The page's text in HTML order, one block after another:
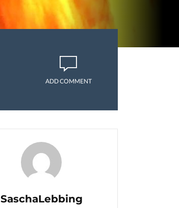
ADD COMMENT
SaschaLebbing